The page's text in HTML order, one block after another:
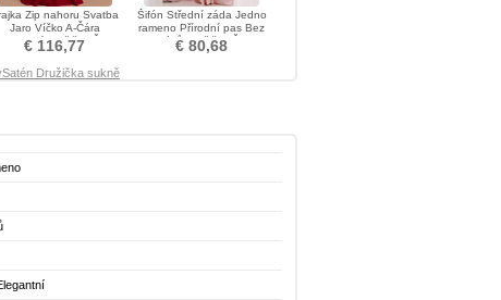
Zip nahoru Svatba
Jaro Víčko A-Čára
Elegantní Družička Šaty
€ 116,77
Šifón Střední záda Jedno
rameno Přírodní pas Bez
rukávů Družička Šaty
€ 80,68
Satén Družička sukně